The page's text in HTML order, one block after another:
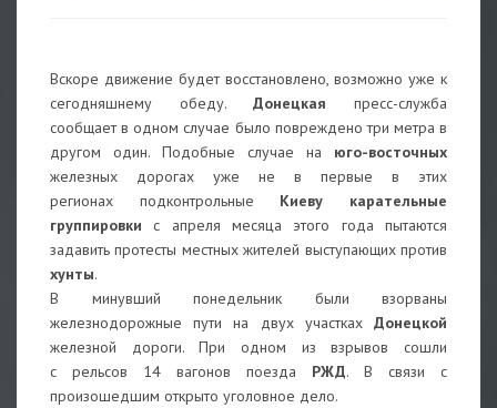
Вскоре движение будет восстановлено, возможно уже к
сегодняшнему обеду.Донецкая пресс-служба
сообщает в одном случае было повреждено три метра в
другом один. Подобные случае на юго-восточных
железных дорогах уже не в первые в этих
регионах подконтрольные Киеву карательные
группировки с апреля месяца этого года пытаются
задавить протесты местных жителей выступающих против
хунты.
В минувший понедельник были взорваны
железнодорожные пути на двух участках Донецкой
железной дороги. При одном из взрывов сошли
с рельсов 14 вагонов поезда РЖД. В связи с
произошедшим открыто уголовное дело.